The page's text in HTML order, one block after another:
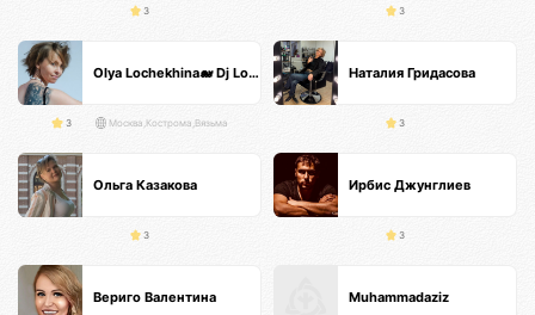
3 3
Olya Lochekhina🐋 Dj Loya
3 Москва,Кострома,Вязьма
Наталия Гридасова
3
Ольга Казакова
3
Ирбис Джунглиев
3
Вериго Валентина Muhammadaziz